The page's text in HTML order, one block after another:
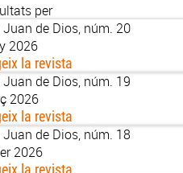
per
Juan de Dios, núm. 20
2026
la revista
Juan de Dios, núm. 19
2026
la revista
Juan de Dios, núm. 18
2026
la revista